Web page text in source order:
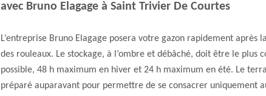
avec Bruno Elagage à Saint Trivier De Courtes
L’entreprise Bruno Elagage posera votre gazon rapidement après
des rouleaux. Le stockage, à l’ombre et débâché, doit être le plus
possible, 48 h maximum en hiver et 24 h maximum en été. Le
préparé auparavant pour permettre de se consacrer uniquement